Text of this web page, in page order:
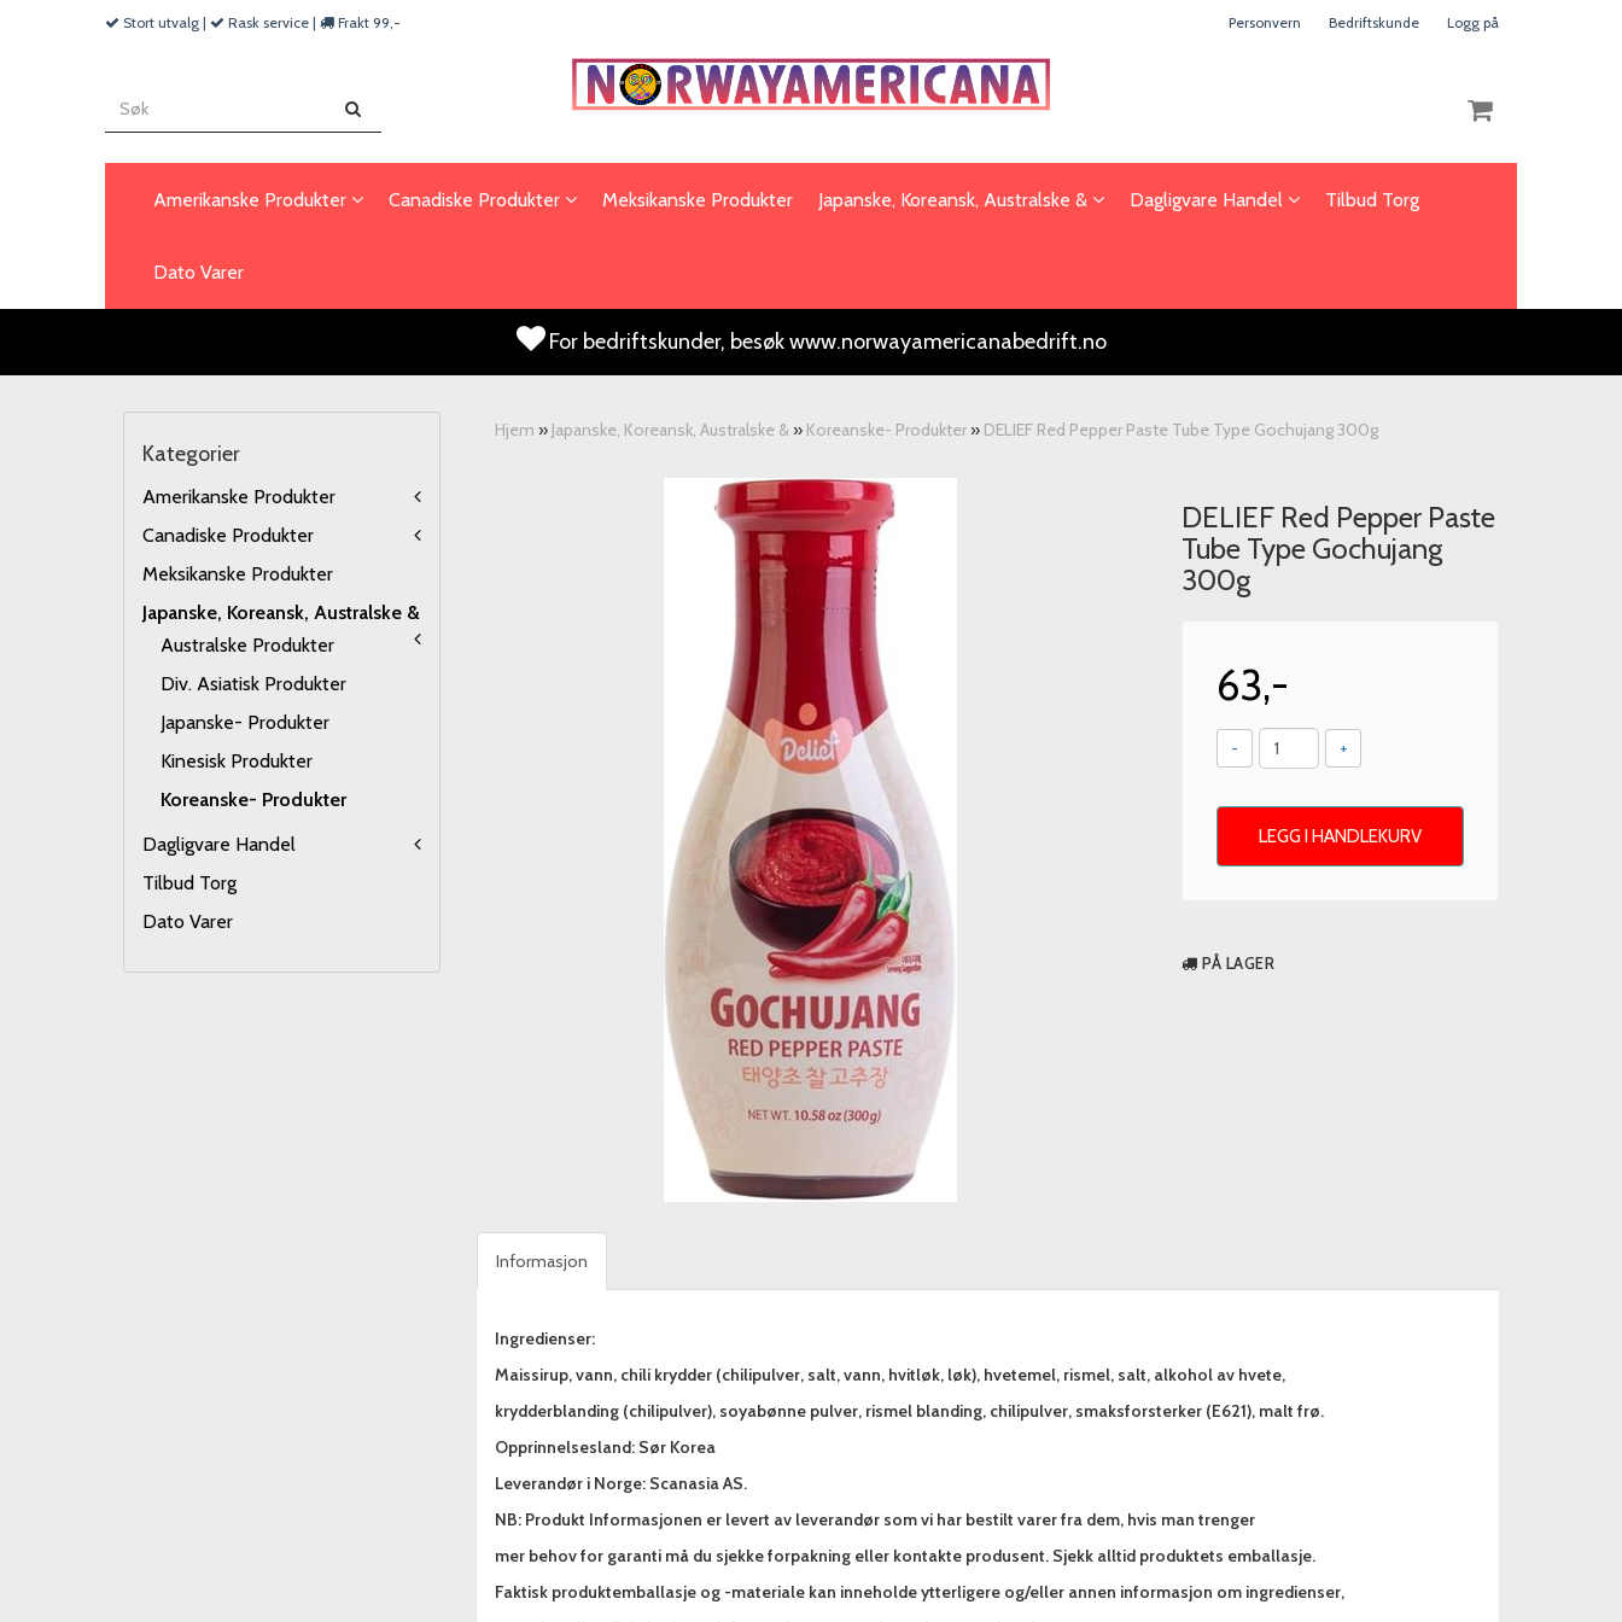
Stort utvalg | Rask service | Frakt 99,- Personvern Bedriftskunde Logg på
Amerikanske Produkter Canadiske Produkter Meksikanske Produkter Japanske, Koreansk, Australske & Dagligvare Handel Tilbud Torg
Dato Varer
For bedriftskunder, besøk www.norwayamericanabedrift.no
Kategorier
Amerikanske Produkter
Canadiske Produkter
Meksikanske Produkter
Japanske, Koreansk, Australske &
Australske Produkter
Div. Asiatisk Produkter
Japanske- Produkter
Kinesisk Produkter
Koreanske- Produkter
Dagligvare Handel
Tilbud Torg
Dato Varer
Hjem » Japanske, Koreansk, Australske & » Koreanske- Produkter» DELIEF Red Pepper Paste Tube Type Gochujang 300g
DELIEF Red Pepper Paste
Tube Type Gochujang
300g
63,-
- +
LEGG I HANDLEKURV
PÅ LAGER
Informasjon
Ingredienser:
Maissirup, vann, chili krydder (chilipulver, salt, vann, hvitløk, løk), hvetemel, rismel, salt, alkohol av hvete,
krydderblanding (chilipulver), soyabønne pulver, rismel blanding, chilipulver, smaksforsterker (E621), malt frø.
Opprinnelsesland: Sør Korea
Leverandør i Norge: Scanasia AS.
NB: Produkt Informasjonen er levert av leverandør som vi har bestilt varer fra dem, hvis man trenger
mer behov for garanti må du sjekke forpakning eller kontakte produsent. Sjekk alltid produktets emballasje.
Faktisk produktemballasje og -materiale kan inneholde ytterligere og/eller annen informasjon om ingredienser,